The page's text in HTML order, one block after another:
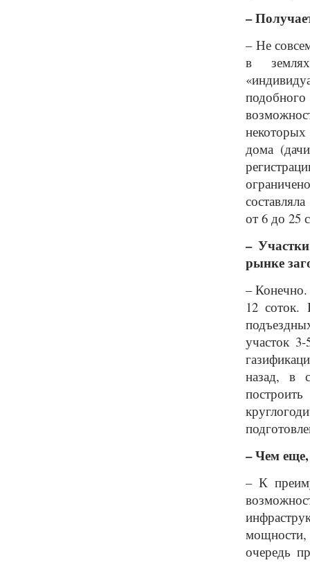
–
– Не
в
некоторых
дома
от 6 до 25
–
рынке
– Конечно.
12 соток.
участок
назад, в
– Чем еще,
– К
очередь